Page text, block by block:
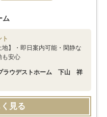
ム
ト
地】・即日案内可能・閑静な
も安心
ラウデストホーム 下山 祥
見る